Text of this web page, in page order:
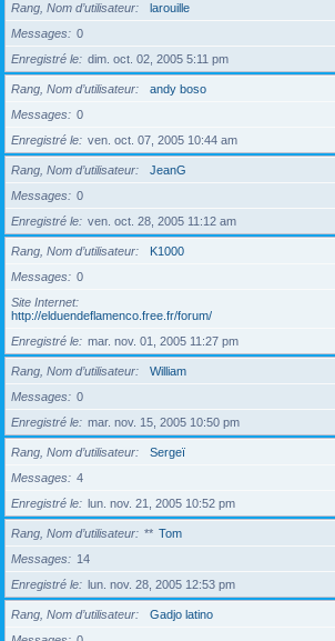
Rang, Nom d’utilisateur
larouille
Messages
0
Enregistré le
dim. oct. 02, 2005 5:11 pm
Rang, Nom d’utilisateur
andy boso
Messages
0
Enregistré le
ven. oct. 07, 2005 10:44 am
Rang, Nom d’utilisateur
JeanG
Messages
0
Enregistré le
ven. oct. 28, 2005 11:12 am
Rang, Nom d’utilisateur
K1000
Messages
0
Site Internet
http://elduendeflamenco.free.fr/forum/
Enregistré le
mar. nov. 01, 2005 11:27 pm
Rang, Nom d’utilisateur
William
Messages
0
Enregistré le
mar. nov. 15, 2005 10:50 pm
Rang, Nom d’utilisateur
Sergeï
Messages
4
Enregistré le
lun. nov. 21, 2005 10:52 pm
Rang, Nom d’utilisateur ** Tom
Messages
14
Enregistré le
lun. nov. 28, 2005 12:53 pm
Rang, Nom d’utilisateur
Gadjo latino